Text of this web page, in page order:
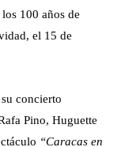
100 años de
el 15 de
concierto
Pino, Huguette
“Caracas en